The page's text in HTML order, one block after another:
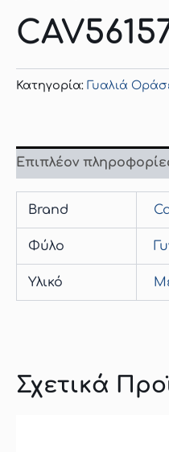
Κατηγορία: Γυαλιά
Επιπλέον
Brand
Φύλο
Υλικό
Σχετικά